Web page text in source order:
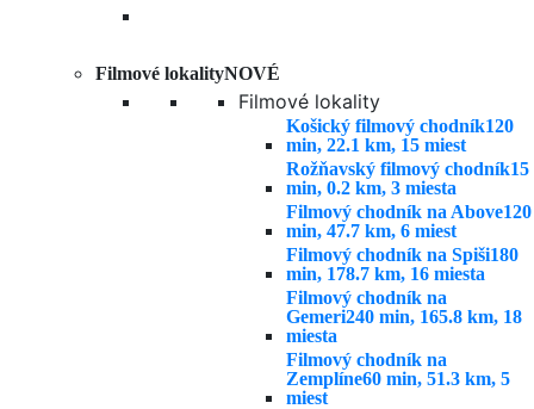
Filmové lokalityNOVÉ
Filmové lokality
Košický filmový chodník120
min, 22.1 km, 15 miest
Rožňavský filmový chodník15
min, 0.2 km, 3 miesta
Filmový chodník na Above120
min, 47.7 km, 6 miest
Filmový chodník na Spiši180
min, 178.7 km, 16 miesta
Filmový chodník na
Gemeri240 min, 165.8 km, 18
miesta
Filmový chodník na
Zemplíne60 min, 51.3 km, 5
miest